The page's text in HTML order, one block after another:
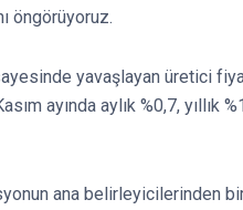
öngörüyoruz.
yavaşlayan üretici
ayında aylık %0,7, yıllık
ana belirleyicilerinden